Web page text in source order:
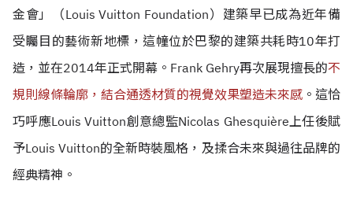
金會」（Louis Vuitton Foundation）建築早已成為近年備
受矚目的藝術新地標，這幢位於巴黎的建築共耗時10年打
造，並在2014年正式開幕。Frank Gehry再次展現擅長的不
規則線條輪廓，結合通透材質的視覺效果塑造未來感 。 這恰
巧呼應Louis Vuitton創意總監Nicolas Ghesquière上任後賦
予Louis Vuitton的全新時裝風格，及揉合未來與過往品牌的
經典精神。